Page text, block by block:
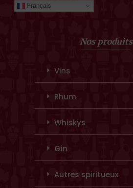
Français
Nos produits
Vins
Rhum
Whiskys
Gin
Autres spiritueux